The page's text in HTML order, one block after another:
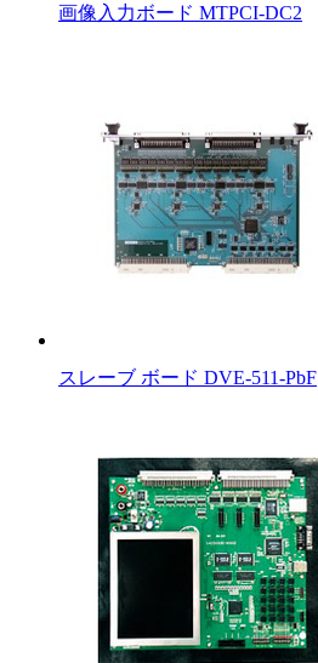
画像入力ボード MTPCI-DC2
スレーブ ボード DVE-511-PbF